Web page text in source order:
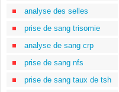
analyse des selles
prise de sang trisomie
analyse de sang crp
prise de sang nfs
prise de sang taux de tsh